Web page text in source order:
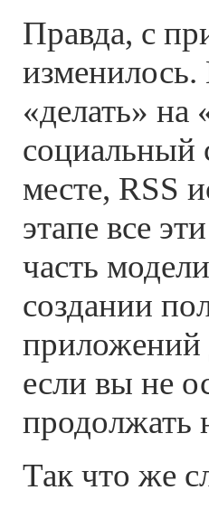
Правда, с
изменилось.
«делать» на
социальный
месте, RSS
этапе все
часть
создании
приложений
если вы не
продолжать
Так что же